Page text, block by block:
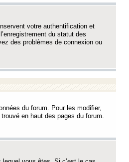
votre authentification et
du statut des
des problèmes de connexion ou
du forum. Pour les modifier,
en haut des pages du forum.